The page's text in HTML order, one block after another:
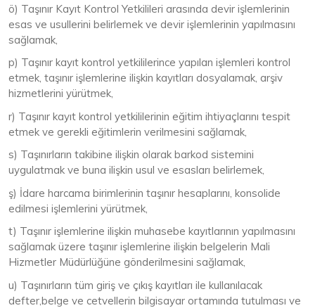
ö) Taşınır Kayıt Kontrol Yetkilileri arasında devir işlemlerinin
esas ve usullerini belirlemek ve devir işlemlerinin yapılmasını
sağlamak,
p) Taşınır kayıt kontrol yetkililerince yapılan işlemleri kontrol
etmek, taşınır işlemlerine ilişkin kayıtları dosyalamak, arşiv
hizmetlerini yürütmek,
r) Taşınır kayıt kontrol yetkililerinin eğitim ihtiyaçlarını tespit
etmek ve gerekli eğitimlerin verilmesini sağlamak,
s) Taşınırların takibine ilişkin olarak barkod sistemini
uygulatmak ve buna ilişkin usul ve esasları belirlemek,
ş) İdare harcama birimlerinin taşınır hesaplarını, konsolide
edilmesi işlemlerini yürütmek,
t) Taşınır işlemlerine ilişkin muhasebe kayıtlarının yapılmasını
sağlamak üzere taşınır işlemlerine ilişkin belgelerin Mali
Hizmetler Müdürlüğüne gönderilmesini sağlamak,
u) Taşınırların tüm giriş ve çıkış kayıtları ile kullanılacak
defter,belge ve cetvellerin bilgisayar ortamında tutulması ve